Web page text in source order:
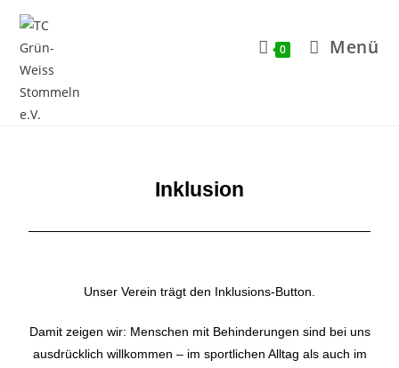
0 Menü
Inklusion
Unser Verein trägt den Inklusions-Button.
Damit zeigen wir: Menschen mit Behinderungen sind bei uns
ausdrücklich willkommen – im sportlichen Alltag als auch im